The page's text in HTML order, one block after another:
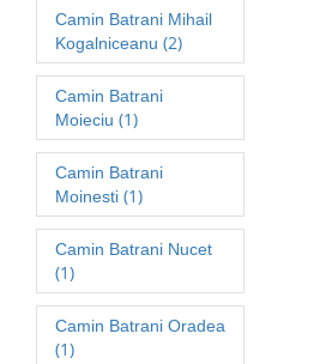
Camin Batrani Mihail
Kogalniceanu (2)
Camin Batrani
Moieciu (1)
Camin Batrani
Moinesti (1)
Camin Batrani Nucet
(1)
Camin Batrani Oradea
(1)